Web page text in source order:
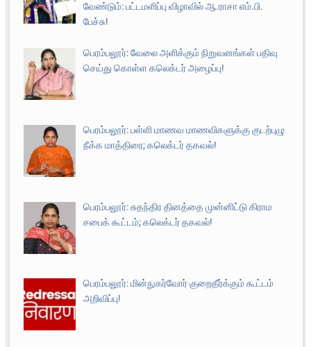
வேண்டும்: பட்டமளிப்பு விழாவில் ஆ.ராசா எம்.பி.
பேச்சு!
பெரம்பலூர்: வேலை அளிக்கும் நிறுவனங்கள் பதிவு
செய்து கொள்ள கலெக்டர் அழைப்பு!
பெரம்பலூர்: பள்ளி மாணவ மாணவிகளுக்கு குடற்புழு
நீக்க மாத்திரை; கலெக்டர் தகவல்!
பெரம்பலூர்: சுதந்திர தினத்தை முன்னிட்டு கிராம
சபைக் கூட்டம்; கலெக்டர் தகவல்!
பெரம்பலூர்: மின்நுகர்வோர் குறைதீர்க்கும் கூட்டம்
அறிவிப்பு!